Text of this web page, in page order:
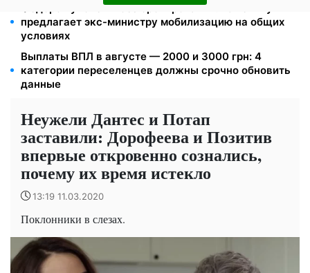
Федоров уволен и без бронирования: Камельчук
предлагает экс-министру мобилизацию на общих
условиях
Выплаты ВПЛ в августе — 2000 и 3000 грн: 4
категории переселенцев должны срочно обновить
данные
Неужели Дантес и Потап
заставили: Дорофеева и Позитив
впервые откровенно сознались,
почему их время истекло
13:19 11.03.2020
Поклонники в слезах.